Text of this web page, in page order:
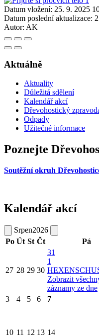
Datum vložení: 25. 9. 2025
Datum poslední aktualizace:
Autor: AK
Aktuálně
Aktuality
Důležitá sdělení
Kalendář akcí
Dřevohostický
Odpady
Užitečné informace
Poznejte
Soutěžní okruh
Kalendář akcí
Srpen2026
Po Út St Čt Pá
27 28 29 30
31
1
Zobrazit
záznamy ze dne
3 4 5 6 7
10 11 12 13 14